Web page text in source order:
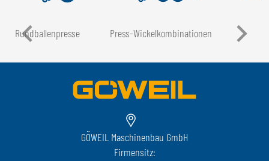
Rundballen­presse Press-Wickel­kombinationen
GÖWEIL Maschinenbau GmbH
Firmensitz: